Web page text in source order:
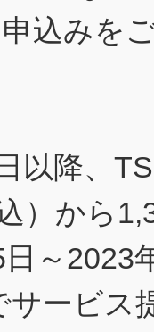
込みを
以降、
）から
～2023
サービス